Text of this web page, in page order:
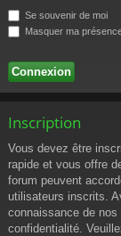
Se souvenir de moi
Masquer ma
Inscription
Vous devez être
rapide et vous offre
forum peuvent
utilisateurs inscrits.
connaissance de nos
confidentialité.